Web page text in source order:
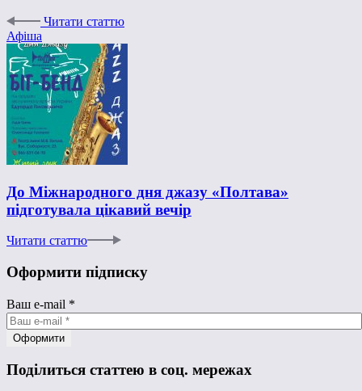
Читати статтю
Афіша
До Міжнародного дня джазу «Полтава»
підготувала цікавий вечір
Читати статтю
Оформити підписку
Ваш e-mail *
Поділиться статтею в соц. мережах